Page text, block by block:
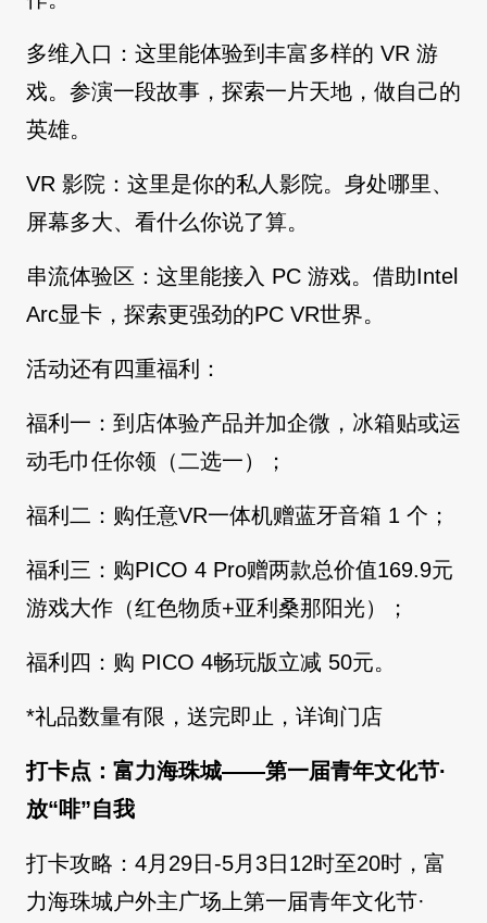
多维入口：这里能体验到丰富多样的 VR 游
戏。参演一段故事，探索一片天地，做自己的
英雄。
VR 影院：这里是你的私人影院。身处哪里、
屏幕多大、看什么你说了算。
串流体验区：这里能接入 PC 游戏。借助Intel
Arc显卡，探索更强劲的PC VR世界。
活动还有四重福利：
福利一：到店体验产品并加企微，冰箱贴或运
动毛巾任你领（二选一）；
福利二：购任意VR一体机赠蓝牙音箱 1 个；
福利三：购PICO 4 Pro赠两款总价值169.9元
游戏大作（红色物质+亚利桑那阳光）；
福利四：购 PICO 4畅玩版立减 50元。
*礼品数量有限，送完即止，详询门店
打卡点：富力海珠城——第一届青年文化节·
放“啡”自我
打卡攻略：4月29日-5月3日12时至20时，富
力海珠城户外主广场上第一届青年文化节·